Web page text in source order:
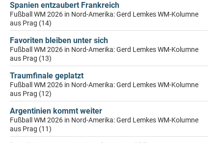
Spanien entzaubert Frankreich
Fußball WM 2026 in Nord-Amerika: Gerd Lemkes WM-Kolumne
aus Prag (14)
Favoriten bleiben unter sich
Fußball WM 2026 in Nord-Amerika: Gerd Lemkes WM-Kolumne
aus Prag (13)
Traumfinale geplatzt
Fußball WM 2026 in Nord-Amerika: Gerd Lemkes WM-Kolumne
aus Prag (12)
Argentinien kommt weiter
Fußball WM 2026 in Nord-Amerika: Gerd Lemkes WM-Kolumne
aus Prag (11)